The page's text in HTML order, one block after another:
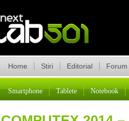
Home Stiri Editorial Forum
Smartphone Tablete Notebook